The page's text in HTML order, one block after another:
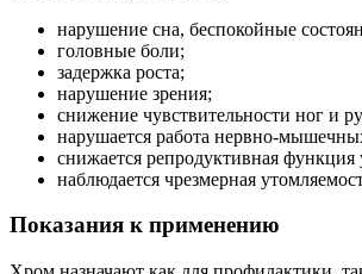
нарушение сна, беспокойные
головные боли;
задержка роста;
нарушение зрения;
снижение чувствительности ног и
нарушается работа нервно-
снижается репродуктивная функция
наблюдается чрезмерная
Показания к применению